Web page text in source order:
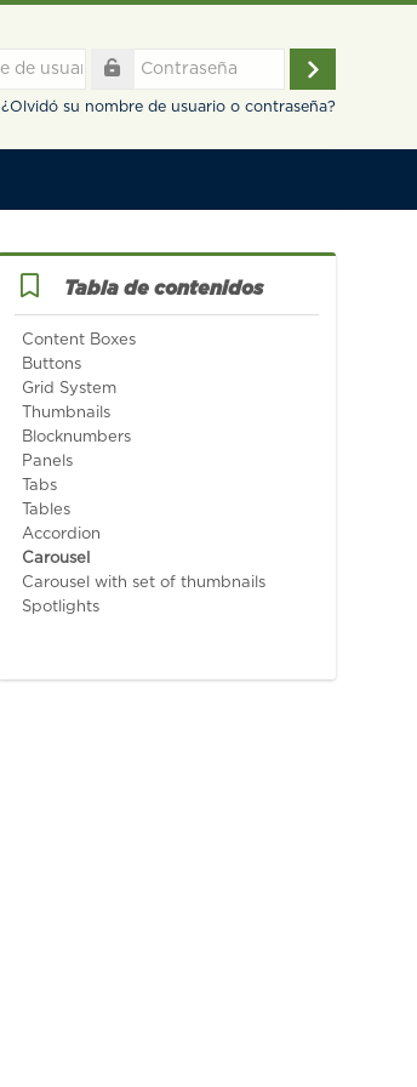
Acceder
¿Olvidó su nombre de usuario o contraseña?
Tabla de contenidos
Content Boxes
Buttons
Grid System
Thumbnails
Blocknumbers
Panels
Tabs
Tables
Accordion
Carousel
Carousel with set of thumbnails
Spotlights